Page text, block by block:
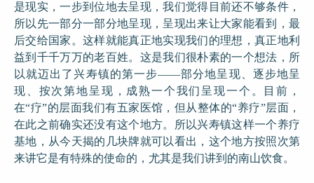
是现实，一步到位地去呈现，我们觉得目前还不够条件，
所以先一部分一部分地呈现，呈现出来让大家能看到，最
后交给国家。这样就能真正地实现我们的理想，真正地利
益到千千万万的老百姓。这是我们很朴素的一个想法，所
以就迈出了兴寿镇的第一步——部分地呈现、逐步地呈
现、按次第地呈现，成熟一个我们呈现一个。目前，
在“疗”的层面我们有五家医馆，但从整体的“养疗”层面，
在此之前确实还没有这个地方。所以兴寿镇这样一个养疗
基地，从今天揭的几块牌就可以看出，这个地方按照次第
来讲它是有特殊的使命的，尤其是我们讲到的南山饮食。